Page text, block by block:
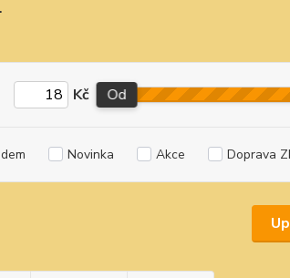
Kč Od
Novinka Akce Doprava